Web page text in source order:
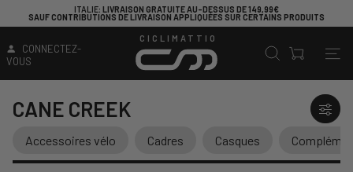
ITALIE: LIVRAISON GRATUITE AU-DESSUS DE 149,99€
SAUF CONTRIBUTIONS DE LIVRAISON APPLIQUÉES SUR CERTAINS PRODUITS
CONNECTEZ-
VOUS
CICLIMATTIO
CANE CREEK
Accessoires vélo Cadres Casques